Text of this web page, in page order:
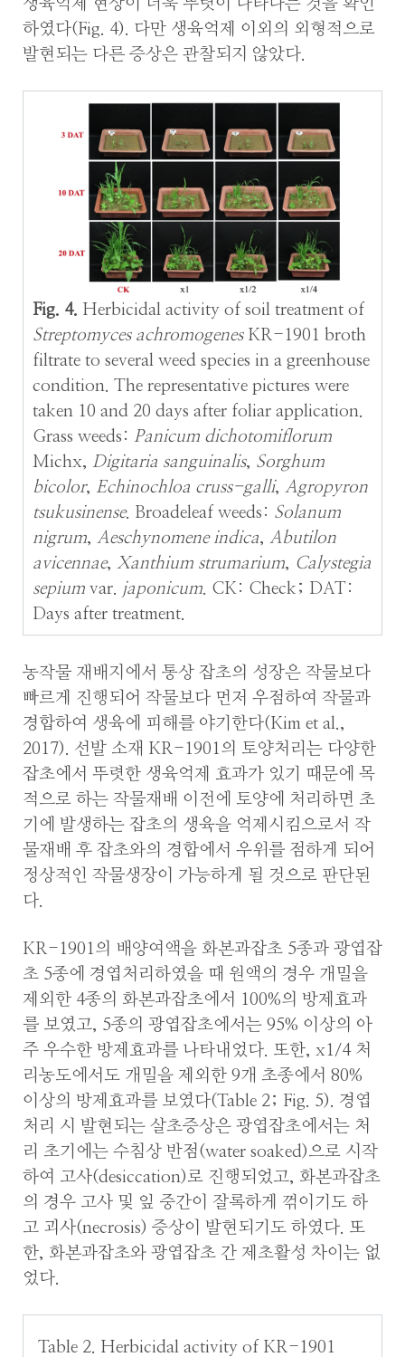
생육억제 현상이 더욱 뚜렷이 나타나는 것을 확인
하였다(Fig. 4). 다만 생육억제 이외의 외형적으로
발현되는 다른 증상은 관찰되지 않았다.
Fig. 4. Herbicidal activity of soil treatment of
Streptomyces achromogenesKR-1901 broth
filtrate to several weed species in a greenhouse
condition. The representative pictures were
taken 10 and 20 days after foliar application.
Grass weeds: Panicum dichotomiflorum
Michx, Digitaria sanguinalis, Sorghum
bicolor, Echinochloa cruss-galli, Agropyron
tsukusinense. Broadeleaf weeds: Solanum
nigrum, Aeschynomene indica, Abutilon
avicennae, Xanthium strumarium, Calystegia
sepiumvar. japonicum. CK: Check; DAT:
Days after treatment.
농작물 재배지에서 통상 잡초의 성장은 작물보다
빠르게 진행되어 작물보다 먼저 우점하여 작물과
경합하여 생육에 피해를 야기한다(Kim et al.,
2017). 선발 소재 KR-1901의 토양처리는 다양한
잡초에서 뚜렷한 생육억제 효과가 있기 때문에 목
적으로 하는 작물재배 이전에 토양에 처리하면 초
기에 발생하는 잡초의 생육을 억제시킴으로서 작
물재배 후 잡초와의 경합에서 우위를 점하게 되어
정상적인 작물생장이 가능하게 될 것으로 판단된
다.
KR-1901의 배양여액을 화본과잡초 5종과 광엽잡
초 5종에 경엽처리하였을 때 원액의 경우 개밀을
제외한 4종의 화본과잡초에서 100%의 방제효과
를 보였고, 5종의 광엽잡초에서는 95% 이상의 아
주 우수한 방제효과를 나타내었다. 또한, x1/4 처
리농도에서도 개밀을 제외한 9개 초종에서 80%
이상의 방제효과를 보였다(Table 2; Fig. 5). 경엽
처리 시 발현되는 살초증상은 광엽잡초에서는 처
리 초기에는 수침상 반점(water soaked)으로 시작
하여 고사(desiccation)로 진행되었고, 화본과잡초
의 경우 고사 및 잎 중간이 잘록하게 꺾이기도 하
고 괴사(necrosis) 증상이 발현되기도 하였다. 또
한, 화본과잡초와 광엽잡초 간 제초활성 차이는 없
었다.
Table 2. Herbicidal activity of KR-1901